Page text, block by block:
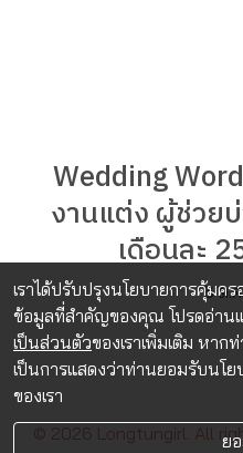
Wedding
งานแต่ง ผู้ช่วย
เดือนละ
6 ต.
© 2026 Longtungirl. All
เราได้ปรับปรุงนโยบายการคุ้มค
ข้อมูลที่สำคัญของคุณ โปรดอ่านแ
เป็นส่วนตัวของเราเพิ่มเติม หาก
เป็นการแสดงว่าท่านยอมรับนโ
ของเรา
ย